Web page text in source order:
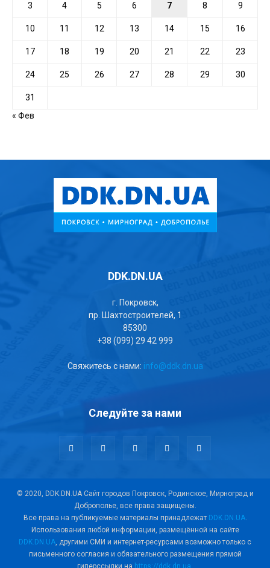
3 4 5 6 7 8 9
10 11 12 13 14 15 16
17 18 19 20 21 22 23
24 25 26 27 28 29 30
31
« Фев
DDK.DN.UA
г. Покровск,
пр. Шахтостроителей, 1
85300
+38 (099) 29 42 999
Свяжитесь с нами: info@ddk.dn.ua
Следуйте за нами
© 2020, DDK.DN.UA Сайт городов Покровск, Родинское, Мирноград и
Доброполье, все права защищены.
Все права на публикуемые материалы принадлежат DDK.DN.UA.
Использования любой информации, размещённой на сайте
DDK.DN.UA, другими СМИ и интернет-ресурсами возможно только с
письменного согласия и обязательного размещения прямой
гиперссылки на https://ddk.dn.ua